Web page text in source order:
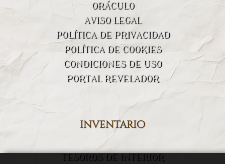
ORÁCULO
AVISO LEGAL
POLÍTICA DE PRIVACIDAD
POLÍTICA DE COOKIES
CONDICIONES DE USO
PORTAL REVELADOR
inventario
TESOROS DE INTERIOR